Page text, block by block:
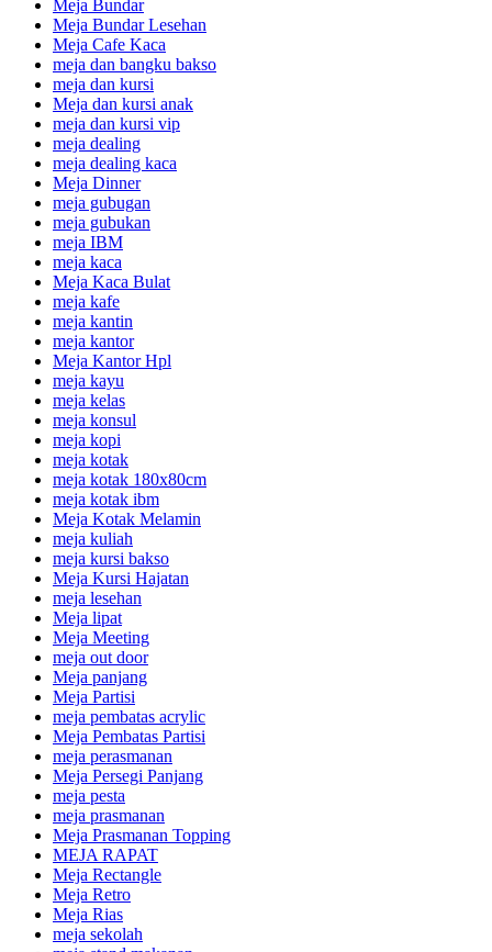
Meja Bundar
Meja Bundar Lesehan
Meja Cafe Kaca
meja dan bangku bakso
meja dan kursi
Meja dan kursi anak
meja dan kursi vip
meja dealing
meja dealing kaca
Meja Dinner
meja gubugan
meja gubukan
meja IBM
meja kaca
Meja Kaca Bulat
meja kafe
meja kantin
meja kantor
Meja Kantor Hpl
meja kayu
meja kelas
meja konsul
meja kopi
meja kotak
meja kotak 180x80cm
meja kotak ibm
Meja Kotak Melamin
meja kuliah
meja kursi bakso
Meja Kursi Hajatan
meja lesehan
Meja lipat
Meja Meeting
meja out door
Meja panjang
Meja Partisi
meja pembatas acrylic
Meja Pembatas Partisi
meja perasmanan
Meja Persegi Panjang
meja pesta
meja prasmanan
Meja Prasmanan Topping
MEJA RAPAT
Meja Rectangle
Meja Retro
Meja Rias
meja sekolah